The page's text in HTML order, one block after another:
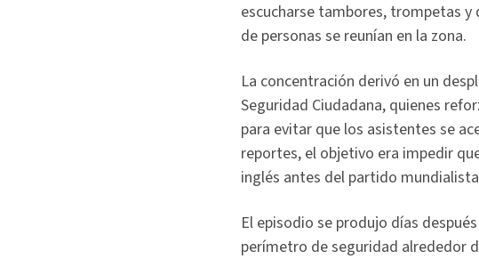
escucharse tambores, trompetas
de personas se reunían en la zona.
La concentración derivó en un
Seguridad Ciudadana, quienes
para evitar que los asistentes se
reportes, el objetivo era impedir
inglés antes del partido
El episodio se produjo días
perímetro de seguridad alrededor